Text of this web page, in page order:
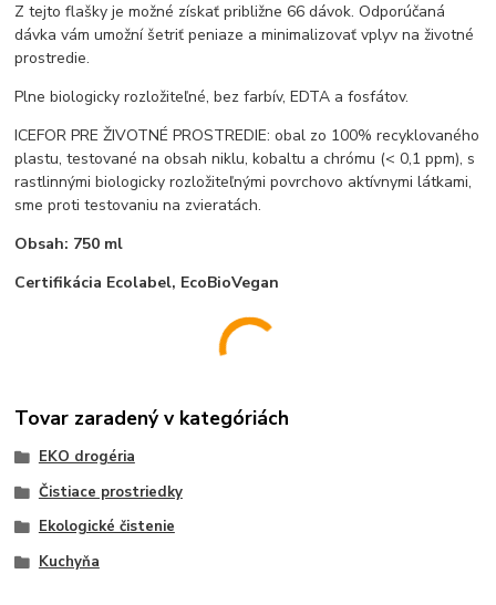
Z tejto flašky je možné získať približne 66 dávok. Odporúčaná
dávka vám umožní šetriť peniaze a minimalizovať vplyv na životné
prostredie.
Plne biologicky rozložiteľné, bez farbív, EDTA a fosfátov.
ICEFOR PRE ŽIVOTNÉ PROSTREDIE: obal zo 100% recyklovaného
plastu, testované na obsah niklu, kobaltu a chrómu (< 0,1 ppm), s
rastlinnými biologicky rozložiteľnými povrchovo aktívnymi látkami,
sme proti testovaniu na zvieratách.
Obsah: 750 ml
Certifikácia Ecolabel, EcoBioVegan
Tovar zaradený v kategóriách
EKO drogéria
Čistiace prostriedky
Ekologické čistenie
Kuchyňa